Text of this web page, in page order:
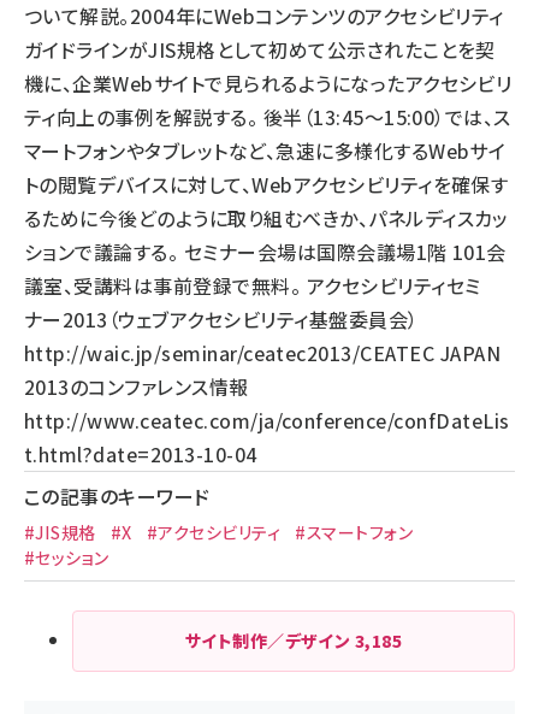
ついて解説。2004年にWebコンテンツのアクセシビリティ
ガイドラインがJIS規格として初めて公示されたことを契
機に、企業Webサイトで見られるようになったアクセシビリ
ティ向上の事例を解説する。 後半（13:45～15:00）では、ス
マートフォンやタブレットなど、急速に多様化するWebサイ
トの閲覧デバイスに対して、Webアクセシビリティを確保す
るために今後どのように取り組むべきか、パネルディスカッ
ションで議論する。 セミナー会場は国際会議場1階 101会
議室、受講料は事前登録で無料。 アクセシビリティセミ
ナー2013（ウェブアクセシビリティ基盤委員会）
http://waic.jp/seminar/ceatec2013/CEATEC JAPAN
2013のコンファレンス情報
http://www.ceatec.com/ja/conference/confDateLis
t.html?date=2013-10-04
この記事のキーワード
#JIS規格 #X #アクセシビリティ
#スマートフォン
#セッション
サイト制作／デザイン 3,185